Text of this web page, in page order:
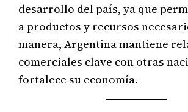
desarrollo del país, ya que
a productos y recursos
manera, Argentina mantiene
comerciales clave con otras
fortalece su economía.